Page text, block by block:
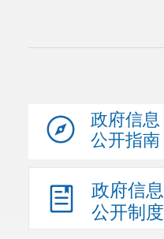
政府信息
公开指南
政府信息
公开制度